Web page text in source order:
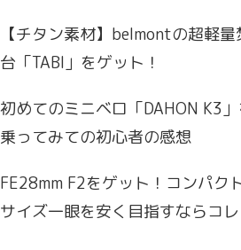
【チタン素材】belmontの超軽量
台「TABI」をゲット！
初めてのミニベロ「DAHON K3
乗ってみての初心者の感想
FE28mm F2をゲット！コンパク
サイズ一眼を安く目指すならコレ